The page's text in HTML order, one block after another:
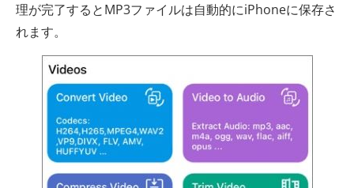
理が完了するとMP3ファイルは自動的にiPhoneに保存さ
れます。